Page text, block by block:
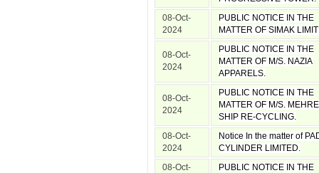
08-Oct-
2024
PUBLIC NOTICE IN THE
MATTER OF SIMAK
08-Oct-
2024
PUBLIC NOTICE IN THE
MATTER OF M/S. NAZIA
APPARELS.
08-Oct-
2024
PUBLIC NOTICE IN THE
MATTER OF M/S.
SHIP RE-CYCLING.
08-Oct-
2024
Notice In the matter of
CYLINDER LIMITED.
08-Oct-
PUBLIC NOTICE IN THE